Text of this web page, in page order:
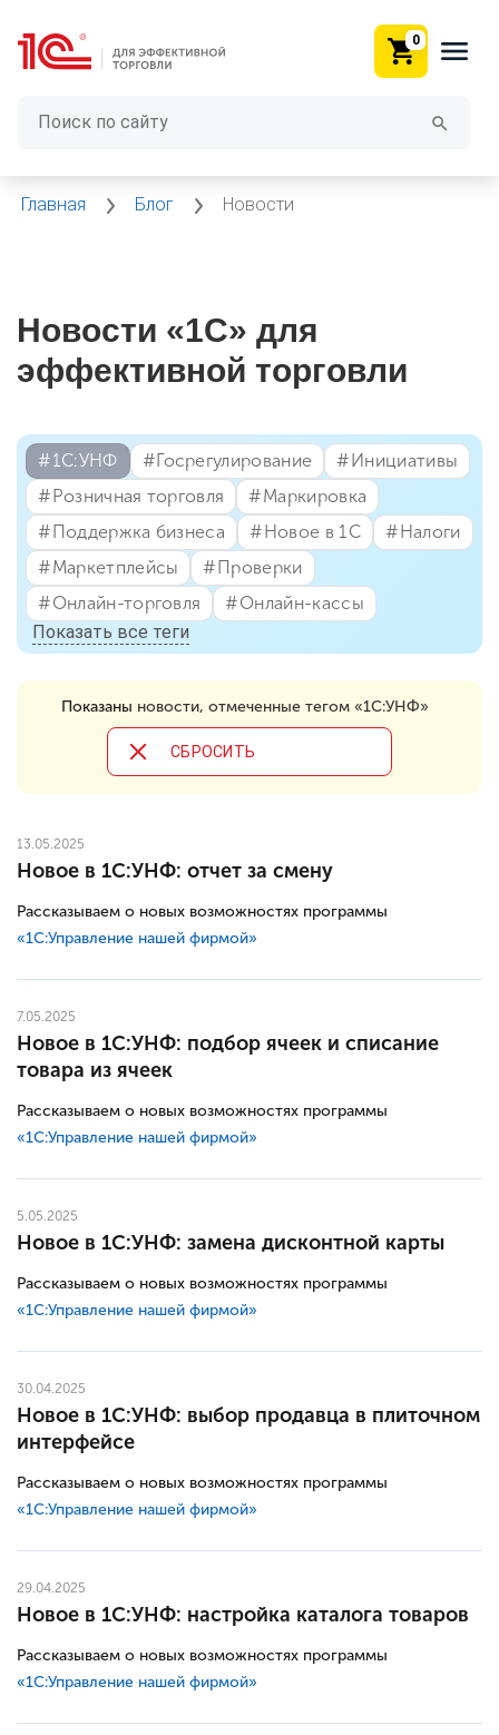
0
Главная Блог Новости
Новости «1С» для
эффективной торговли
#⁣1С:УНФ #⁣Госрегулирование
#⁣Инициативы
#⁣Розничная торговля
#⁣Маркировка
#⁣Поддержка бизнеса
#⁣Новое в 1С
#⁣Налоги
#⁣Маркетплейсы
#⁣Проверки
#⁣Онлайн-торговля
#⁣Онлайн-кассы
Показать все теги
Показаны новости, отмеченные тегом «1С:УНФ»
CБРОСИТЬ
13.05.2025
Новое в 1С:УНФ: отчет за смену
Рассказываем о новых возможностях программы
«1С:Управление нашей фирмой»
7.05.2025
Новое в 1С:УНФ: подбор ячеек и списание
товара из ячеек
Рассказываем о новых возможностях программы
«1С:Управление нашей фирмой»
5.05.2025
Новое в 1С:УНФ: замена дисконтной карты
Рассказываем о новых возможностях программы
«1С:Управление нашей фирмой»
30.04.2025
Новое в 1С:УНФ: выбор продавца в плиточном
интерфейсе
Рассказываем о новых возможностях программы
«1С:Управление нашей фирмой»
29.04.2025
Новое в 1С:УНФ: настройка каталога товаров
Рассказываем о новых возможностях программы
«1С:Управление нашей фирмой»